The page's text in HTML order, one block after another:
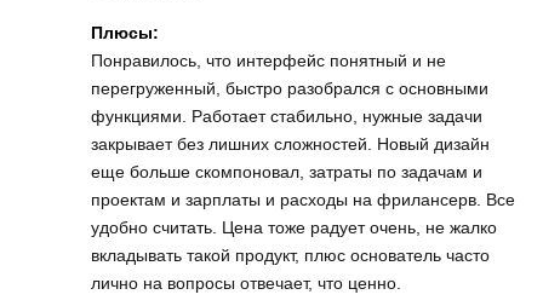
Плюсы:
Понравилось, что интерфейс понятный и не
перегруженный, быстро разобрался с основными
функциями. Работает стабильно, нужные задачи
закрывает без лишних сложностей. Новый дизайн
еще больше скомпоновал, затраты по задачам и
проектам и зарплаты и расходы на фрилансерв. Все
удобно считать. Цена тоже радует очень, не жалко
вкладывать такой продукт, плюс основатель часто
лично на вопросы отвечает, что ценно.